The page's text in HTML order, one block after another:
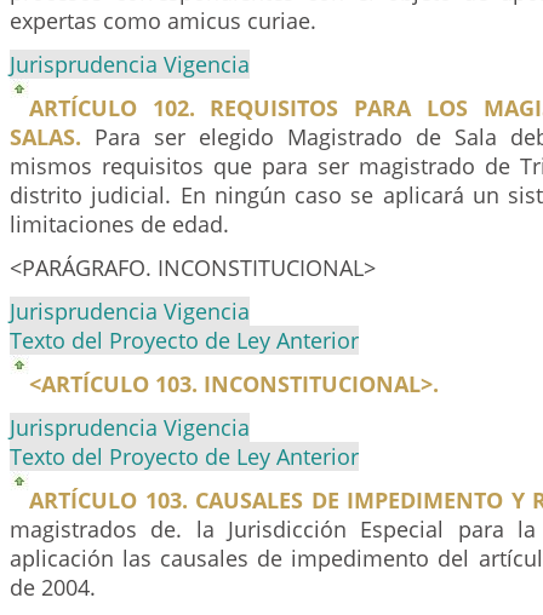
expertas como amicus curiae.
Jurisprudencia Vigencia
ARTÍCULO 102. REQUISITOS PARA LOS
SALAS. Para ser elegido Magistrado de Sala
mismos requisitos que para ser magistrado de
distrito judicial. En ningún caso se aplicará un
limitaciones de edad.
<PARÁGRAFO. INCONSTITUCIONAL>
Jurisprudencia Vigencia
Texto del Proyecto de Ley Anterior
<ARTÍCULO 103. INCONSTITUCIONAL>.
Jurisprudencia Vigencia
Texto del Proyecto de Ley Anterior
ARTÍCULO 103. CAUSALES DE IMPEDIMENTO Y
magistrados de. la Jurisdicción Especial para
aplicación las causales de impedimento del
de 2004.